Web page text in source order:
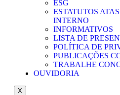
ESG
ESTATUTOS
INTERNO
INFORMATIVOS
LISTA DE
POLÍTICA DE
PUBLICAÇÕES
TRABALHE
OUVIDORIA
X